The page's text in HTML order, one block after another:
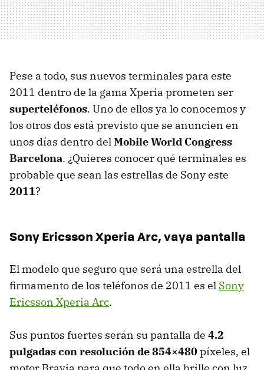
Pese a todo, sus nuevos terminales para este
2011 dentro de la gama Xperia prometen ser
superteléfonos. Uno de ellos ya lo conocemos y
los otros dos está previsto que se anuncien en
unos días dentro delMobile World Congress
Barcelona. ¿Quieres conocer qué terminales es
probable que sean las estrellas de Sony este
2011?
Sony Ericsson Xperia Arc, vaya pantalla
El modelo que seguro que será una estrella del
firmamento de los teléfonos de 2011 es el Sony
Ericsson Xperia Arc.
Sus puntos fuertes serán su pantalla de 4.2
pulgadas con resolución de 854×480píxeles, el